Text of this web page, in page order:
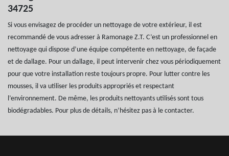
34725
Si vous envisagez de procéder un nettoyage de votre extérieur, il est
recommandé de vous adresser à Ramonage Z.T. C’est un professionnel en
nettoyage qui dispose d’une équipe compétente en nettoyage, de façade
et de dallage. Pour un dallage, il peut intervenir chez vous périodiquement
pour que votre installation reste toujours propre. Pour lutter contre les
mousses, il va utiliser les produits appropriés et respectant
l’environnement. De même, les produits nettoyants utilisés sont tous
biodégradables. Pour plus de détails, n’hésitez pas à le contacter.